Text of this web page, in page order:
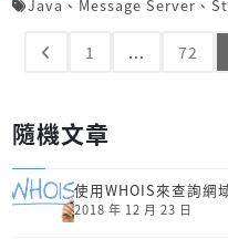
Java 、 Message Server 、
1 ... 72
隨機文章
使用WHOIS來查詢網
2018 年 12 月 23 日